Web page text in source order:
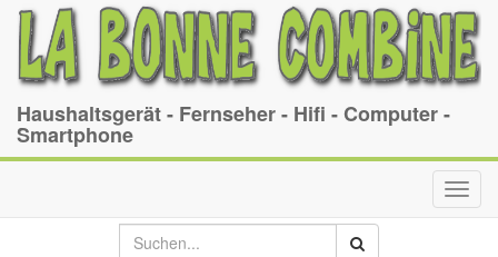
Haushaltsgerät - Fernseher - Hifi - Computer -
Smartphone